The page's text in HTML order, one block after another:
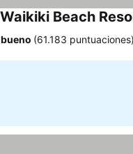
Beach
(61.183 puntuaciones)